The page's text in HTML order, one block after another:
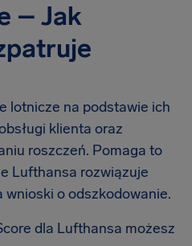
– Jak
lotnicze na podstawie ich
klienta oraz
roszczeń. Pomaga to
Lufthansa rozwiązuje
wnioski o odszkodowanie.
dla Lufthansa możesz